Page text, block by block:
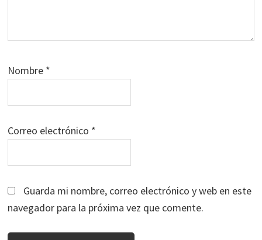
Nombre *
Correo electrónico *
Guarda mi nombre, correo electrónico y web en este
navegador para la próxima vez que comente.